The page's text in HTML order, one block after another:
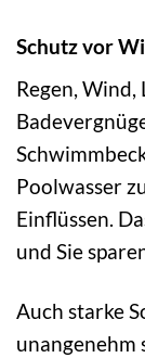
Schutz vor
Regen,
Poolwasser
Einflüssen.
und Sie
Auch starke